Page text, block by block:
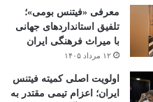
معرفی «فیتنس بومی»؛
تلفیق استانداردهای جهانی
با میراث فرهنگی ایران
۱۲ مرداد ۱۴۰۵
اولویت اصلی کمیته فیتنس
ایران؛ اعزام تیمی مقتدر به